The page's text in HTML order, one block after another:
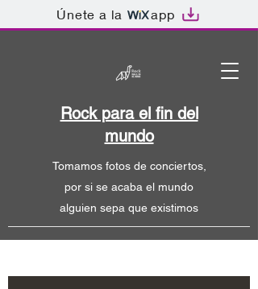
Únete a la app
Tomamos fotos de conciertos,
por si se acaba el mundo
alguien sepa que existimos
Rock para el fin del
mundo